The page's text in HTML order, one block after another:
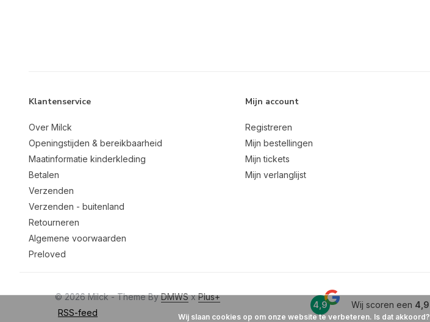
Klantenservice
Over Milck
Openingstijden & bereikbaarheid
Maatinformatie kinderkleding
Betalen
Verzenden
Verzenden - buitenland
Retourneren
Algemene voorwaarden
Preloved
Mijn account
Registreren
Mijn bestellingen
Mijn tickets
Mijn verlanglijst
© 2026 Milck - Theme ByDMWSxPlus+
RSS-feed
4,9 Wij scoren een 4,9
Wij slaan cookies op om onze website te verbeteren. Is dat akkoord?